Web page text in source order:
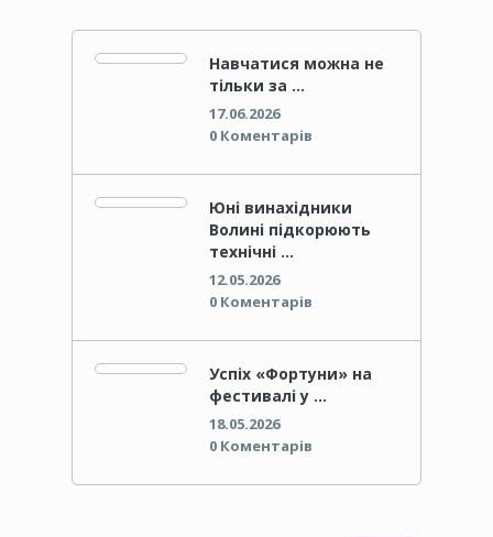
Навчатися можна не
тільки за …
17.06.2026
0 Коментарів
Юні винахідники
Волині підкорюють
технічні …
12.05.2026
0 Коментарів
Успіх «Фортуни» на
фестивалі у …
18.05.2026
0 Коментарів